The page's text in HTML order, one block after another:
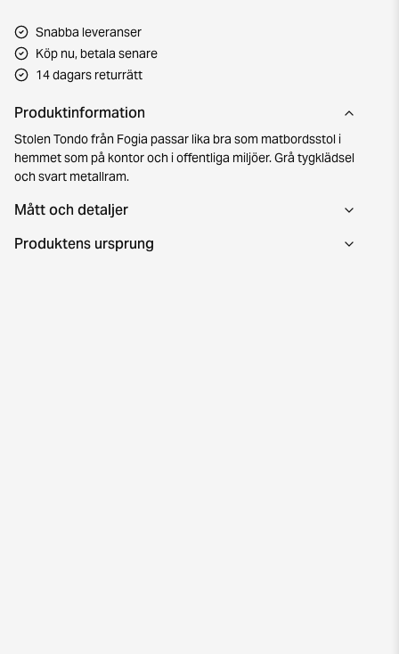
Snabba leveranser
Köp nu, betala senare
14 dagars returrätt
Produktinformation
Stolen Tondo från Fogia passar lika bra som matbordsstol i
hemmet som på kontor och i offentliga miljöer. Grå tygklädsel
och svart metallram.
Mått och detaljer
Produktens ursprung